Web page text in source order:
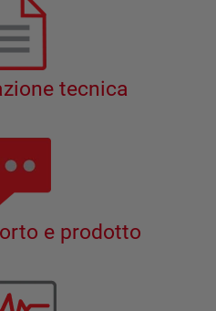
tecnica
e prodotto